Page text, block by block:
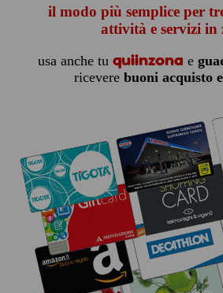
il modo più semplice per
attività e servizi in
usa anche tu quiinzona e
ricevere buoni acquisto